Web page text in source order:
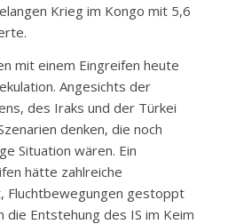
Krieg im Kongo mit 5,6
mit einem Eingreifen heute
Angesichts der
des Iraks und der Türkei
denken, die noch
Situation wären. Ein
hätte zahlreiche
Fluchtbewegungen gestoppt
die Entstehung des IS im Keim